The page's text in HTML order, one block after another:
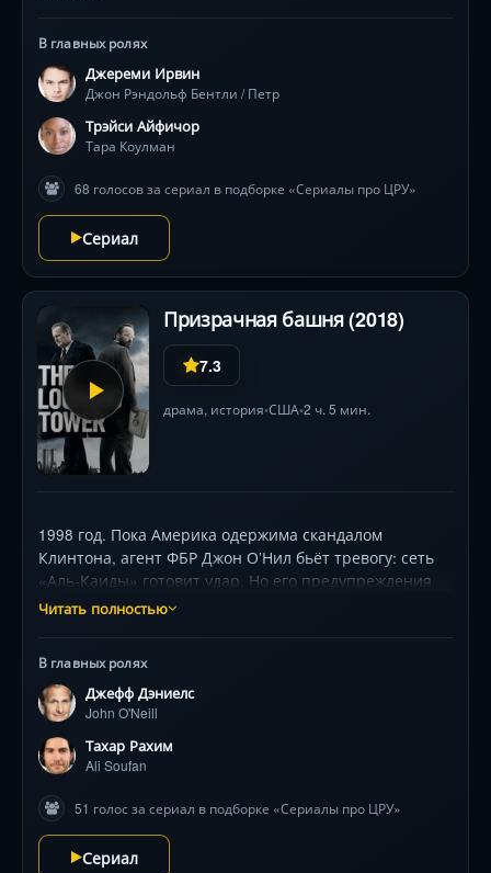
В главных ролях
Джереми Ирвин
Джон Рэндольф Бентли / Петр
Трэйси Айфичор
Тара Коулман
68 голосов за сериал в подборке «Сериалы про ЦРУ»
Сериал
Призрачная башня (2018)
7.3
драма, история•США•2 ч. 5 мин.
1998 год. Пока Америка одержима скандалом
Клинтона, агент ФБР Джон О’Нил бьёт тревогу: сеть
«Аль-Каиды» готовит удар. Но его предупреждения
игнорирует ЦРУ, где Мартин Шмидт фанатично
ставят под угрозу тысячи жизней. Основанный на
Пулитцеровской книге триллер детально воссоздаёт
историю роковых решений, которые привели к 9/11.
Звезды — Джефф Дэниелс (О’Нил), Тахар Рахим
(арабоязычный аналитик Али Суфан) и Питер
ошибки и мужество изменили мир. Напряжение
нарастает с каждой минутой, но успеют ли враги
объединиться раньше, чем враги?
Читать полностью
В главных ролях
Джефф Дэниелс
John O'Neill
Тахар Рахим
Ali Soufan
51 голос за сериал в подборке «Сериалы про ЦРУ»
Сериал